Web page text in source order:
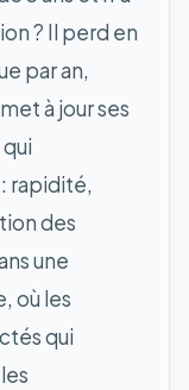
? Il perd en
par an,
à jour ses
rapidité,
des
une
où les
qui